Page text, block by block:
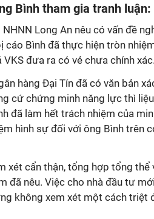
Bình tham gia tranh luận:
Long An nêu có vấn đề
cáo Bình đã thực hiện tròn
đưa ra có vẻ chưa chính
hàng Đại Tín đã có văn bản
cứ chứng minh năng lực thì
đã làm hết trách nhiệm của
hình sự đối với ông Bình trên
xét cẩn thận, tổng hợp tổng thể
đã nêu. Việc cho nhà đầu tư
không xem xét một cách triệt